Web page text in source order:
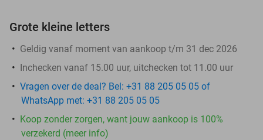
Grote kleine letters
Geldig vanaf moment van aankoop t/m 31 dec 2026
Inchecken vanaf 15.00 uur, uitchecken tot 11.00 uur
Vragen over de deal? Bel: +31 88 205 05 05 of
WhatsApp met: +31 88 205 05 05
Koop zonder zorgen, want jouw aankoop is 100%
verzekerd (meer info)